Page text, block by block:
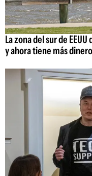
La zona del sur de
y ahora tiene más